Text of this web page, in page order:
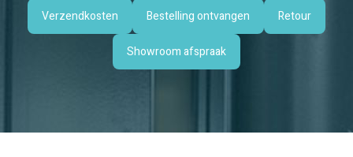
Verzendkosten Bestelling ontvangen Retour
Showroom afspraak